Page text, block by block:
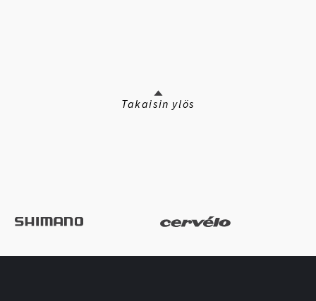
Takaisin ylös